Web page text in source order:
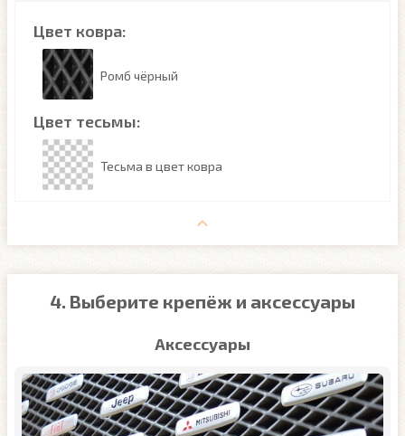
Цвет ковра:
Ромб чёрный
Цвет тесьмы:
Тесьма в цвет ковра
4. Выберите крепёж и аксессуары
Аксессуары